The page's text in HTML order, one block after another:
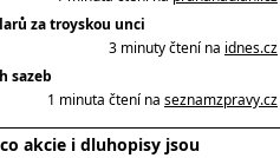
za troyskou unci
3 minuty čtení na idnes.cz
sazeb
1 minuta čtení na seznamzpravy.cz
akcie i dluhopisy jsou